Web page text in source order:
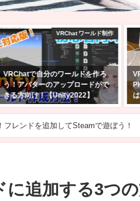
購入レビュー！
VRChatでフルトラで遊びたくて
PICO 4 Ultra購入した！スペック
は？バッテリー駆動時間は？
レンドを追加してSteamで遊ぼう！
追加する3つ